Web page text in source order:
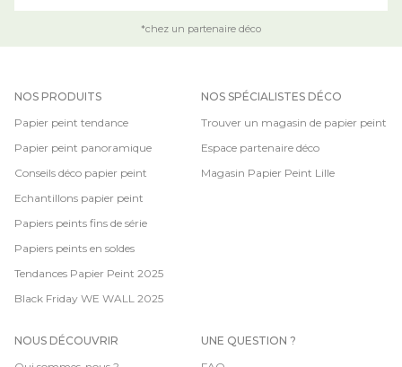
*chez un partenaire déco
NOS PRODUITS
Papier peint tendance
Papier peint panoramique
Conseils déco papier peint
Echantillons papier peint
Papiers peints fins de série
Papiers peints en soldes
Tendances Papier Peint 2025
Black Friday WE WALL 2025
NOS SPÉCIALISTES DÉCO
Trouver un magasin de papier peint
Espace partenaire déco
Magasin Papier Peint Lille
NOUS DÉCOUVRIR
UNE QUESTION ?